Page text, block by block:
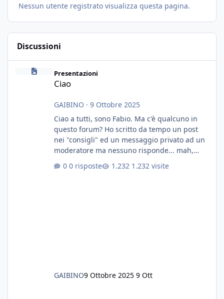
Nessun utente registrato visualizza questa pagina.
Discussioni
Presentazioni
Ciao
GAIBINO · 9 Ottobre 2025
Ciao a tutti, sono Fabio. Ma c'è qualcuno in
questo forum? Ho scritto da tempo un post
nei "consigli" ed un messaggio privato ad un
moderatore ma nessuno risponde... mah,
0 risposte 1.232 visite
GAIBINO9 Ottobre 2025 9 Ott